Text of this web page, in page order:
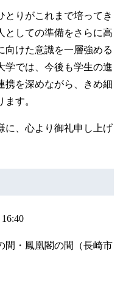
とりがこれまで培ってき
としての準備をさらに高
向けた意識を一層強める
学では、今後も学生の進
携を深めながら、きめ細
す。
に、心より御礼申し上げ
・鳳凰閣の間（長崎市